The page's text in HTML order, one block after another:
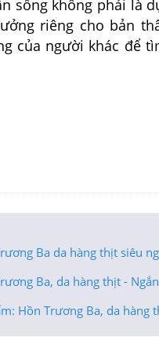
sống không phải là
riêng cho bản
của người khác để
Ba da hàng thịt siêu
Ba, da hàng thịt -
Hồn Trương Ba, da hàng